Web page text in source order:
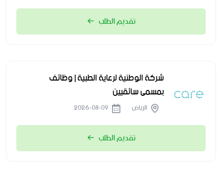
تقديم الطلب
شركة الوطنية لرعاية الطبية | وظائف
بمسمى سائقيين
الرياض
تقديم الطلب